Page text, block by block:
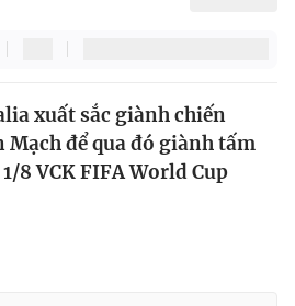
xuất sắc giành chiến
để qua đó giành tấm
8 VCK FIFA World Cup